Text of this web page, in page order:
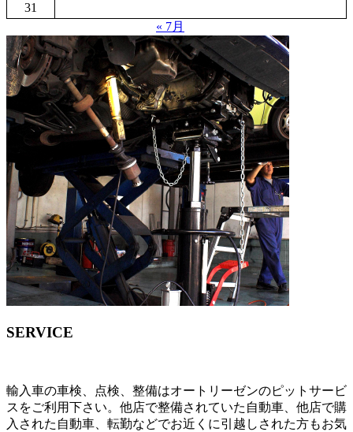
31
« 7月
SERVICE
輸入車の車検、点検、整備はオートリーゼンのピットサービ
スをご利用下さい。他店で整備されていた自動車、他店で購
入された自動車、転勤などでお近くに引越しされた方もお気